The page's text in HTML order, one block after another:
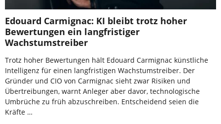
Edouard Carmignac: KI bleibt trotz hoher
Bewertungen ein langfristiger
Wachstumstreiber
Trotz hoher Bewertungen hält Edouard Carmignac künstliche
Intelligenz für einen langfristigen Wachstumstreiber. Der
Gründer und CIO von Carmignac sieht zwar Risiken und
Übertreibungen, warnt Anleger aber davor, technologische
Umbrüche zu früh abzuschreiben. Entscheidend seien die
Kräfte …